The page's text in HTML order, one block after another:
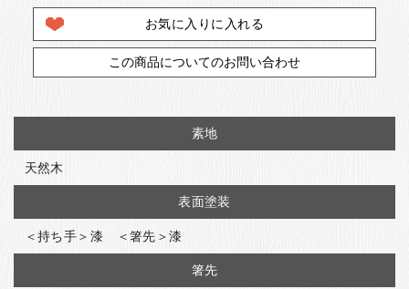
お気に入りに入れる
この商品についてのお問い合わせ
素地
天然木
表面塗装
＜持ち手＞漆 ＜箸先＞漆
箸先